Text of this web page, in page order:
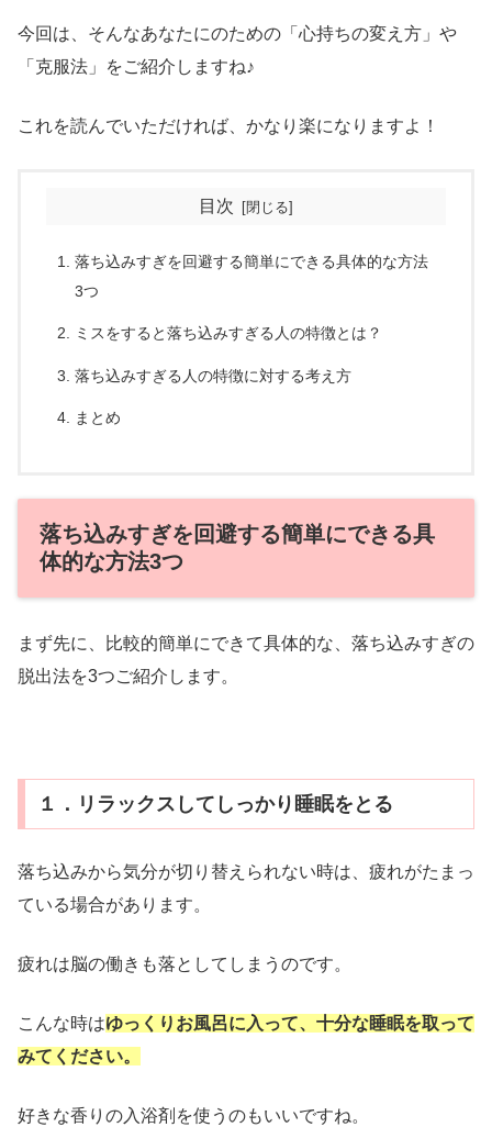
今回は、そんなあなたにのための「心持ちの変え方」や
「克服法」をご紹介しますね♪
これを読んでいただければ、かなり楽になりますよ！
目次
落ち込みすぎを回避する簡単にできる具体的な方法
3つ
ミスをすると落ち込みすぎる人の特徴とは？
落ち込みすぎる人の特徴に対する考え方
まとめ
落ち込みすぎを回避する簡単にできる具
体的な方法3つ
まず先に、比較的簡単にできて具体的な、落ち込みすぎの
脱出法を3つご紹介します。
１．リラックスしてしっかり睡眠をとる
落ち込みから気分が切り替えられない時は、疲れがたまっ
ている場合があります。
疲れは脳の働きも落としてしまうのです。
こんな時はゆっくりお風呂に入って、十分な睡眠を取って
みてください。
好きな香りの入浴剤を使うのもいいですね。